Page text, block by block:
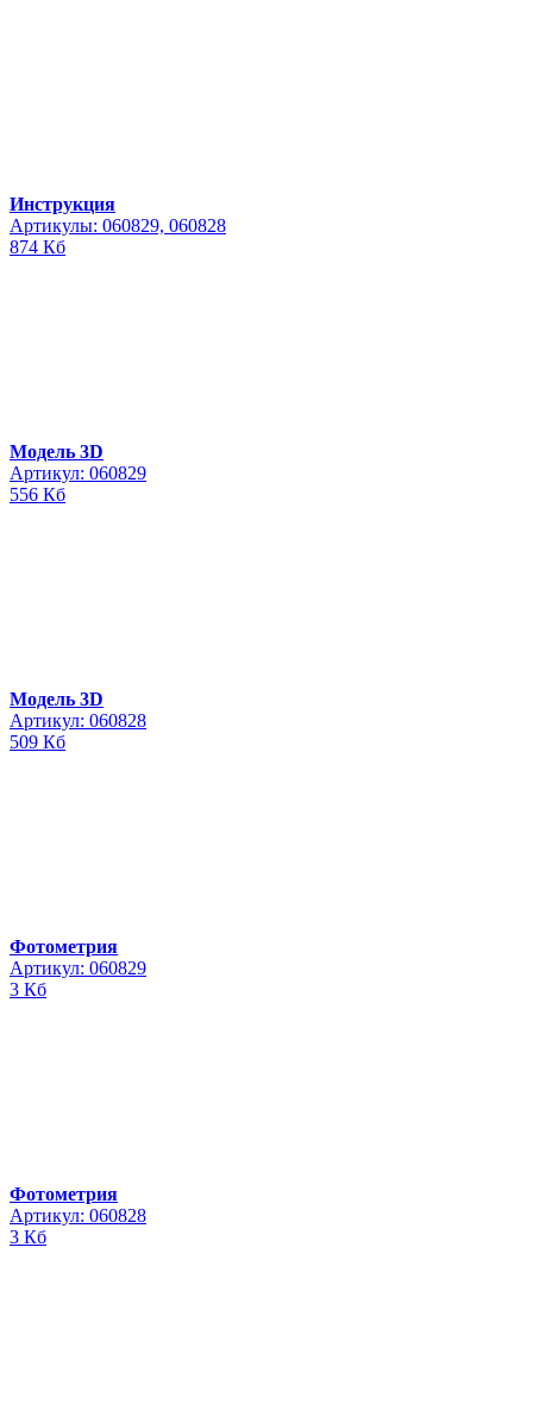
Инструкция
Артикулы: 060829, 060828
874 Кб
Модель 3D
Артикул: 060829
556 Кб
Модель 3D
Артикул: 060828
509 Кб
Фотометрия
Артикул: 060829
3 Кб
Фотометрия
Артикул: 060828
3 Кб